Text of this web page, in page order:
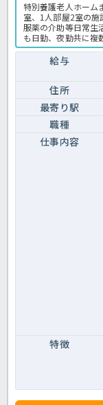
特別養護老人ホーム
室、1人部屋2室の施
服薬の介助等日常生
も日勤、夜勤共に複
ができますよ♪実績
生があるのも嬉し
の求人です。特養
護老人ホームの求人
給与
住所
最寄り駅
職種
仕事内容
特徴